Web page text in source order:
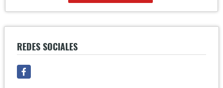
REDES SOCIALES
Facebook